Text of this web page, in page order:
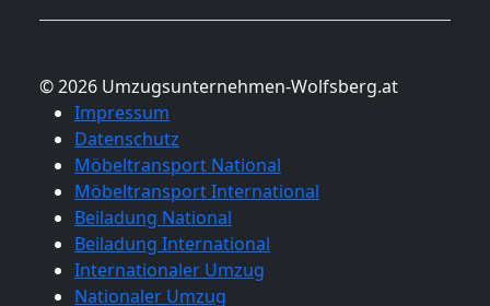
© 2026 Umzugsunternehmen-Wolfsberg.at
Impressum
Datenschutz
Möbeltransport National
Möbeltransport International
Beiladung National
Beiladung International
Internationaler Umzug
Nationaler Umzug